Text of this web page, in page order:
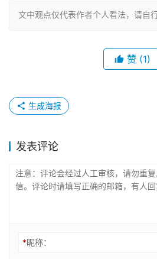
文中观点仅代表作者个人看法，请自
赞 (1)
生成海报
发表评论
*昵称：